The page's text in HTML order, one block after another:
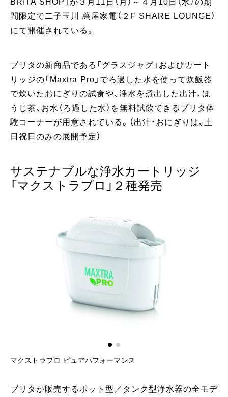
間限定で二子玉川 蔦屋家電（２F SHARE LOUNGE）
にて開催されている。
ブリタの新商品である「グラスジャグ」およびカート
リッジの「Maxtra Pro」でろ過した水を使って炊飯器
で炊いたおにぎりの試食や、浄水を煮出した出汁、ほ
うじ茶、お水（ろ過した水）を無料試飲できるブリタ体
験コーナーが用意されている。（出汁・おにぎりは、土
日祝日のみの展開予定）
サステナブルな浄水カートリッジ
「マクストラプロ」２種発売
マクストラプロ ピュアパフォーマンス
ブリタが販売するポット型／タンク型浄水器の全モデ